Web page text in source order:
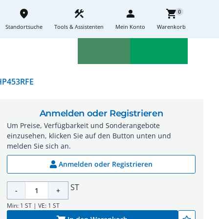
place
Standortsuche
construction
Tools & Assistenten
person
Mein Konto
shopping_cart0
Warenkorb
Anmelden oder Registrieren
Um Preise, Verfügbarkeit und Sonderangebote
einzusehen, klicken Sie auf den Button unten und
melden Sie sich an.
Anmelden oder Registrieren
- + ST
Min: 1 ST | VE: 1 ST